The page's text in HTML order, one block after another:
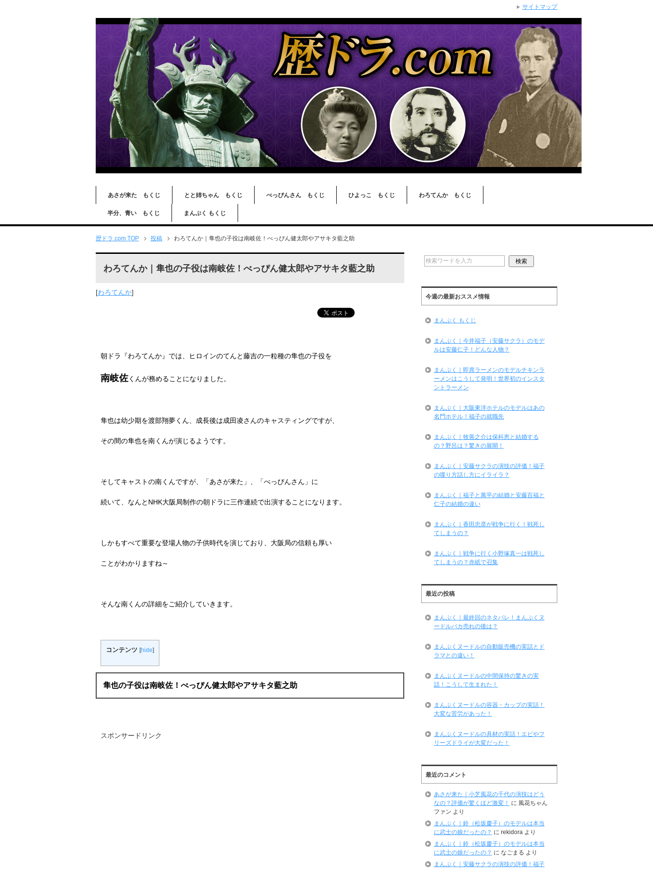
あさが来た もくじ とと姉ちゃん もくじ べっぴんさん もくじ ひよっこ もくじ わろてんか もくじ
半分、青い もくじ まんぷく もくじ
歴ドラ.com TOP 投稿 わろてんか｜隼也の子役は南岐佐！べっぴん健太郎やアサキタ藍之助
わろてんか｜隼也の子役は南岐佐！べっぴん健太郎やアサキタ藍之助
[わろてんか]
朝ドラ『わろてんか』では、ヒロインのてんと藤吉の一粒種の隼也の子役を
南岐佐くんが務めることになりました。
隼也は幼少期を渡部翔夢くん、成長後は成田凌さんのキャスティングですが、
その間の隼也を南くんが演じるようです。
そしてキャストの南くんですが、「あさが来た」、「べっぴんさん」に
続いて、なんと NHK大阪局制作の朝ドラに三作連続で出演することになります。
しかもすべて重要な登場人物の子供時代を演じており、大阪局の信頼も厚い
ことがわかりますね～
そんな南くんの詳細をご紹介していきます。
コンテンツ [hide]
隼也の子役は南岐佐！べっぴん健太郎やアサキタ藍之助
スポンサードリンク
今週の最新おススメ情報
まんぷく もくじ
まんぷく｜今井福子（安藤サクラ）のモデ
ルは安藤仁子！どんな人物？
まんぷく｜即席ラーメンのモデルチキンラ
ーメンはこうして発明！世界初のインスタ
ントラーメン
まんぷく｜大阪東洋ホテルのモデルはあの
名門ホテル！福子の就職先
まんぷく｜牧善之介は保科恵と結婚する
の？野呂は？驚きの展開！
まんぷく｜安藤サクラの演技の評価！福子
の喋り方話し方にイライラ？
まんぷく｜福子と萬平の結婚と安藤百福と
仁子の結婚の違い
まんぷく｜香田忠彦が戦争に行く！戦死し
てしまうの？
まんぷく｜戦争に行く小野塚真一は戦死し
てしまうの？赤紙で召集
最近の投稿
まんぷく｜最終回のネタバレ！まんぷくヌ
ードルバカ売れの後は？
まんぷくヌードルの自動販売機の実話とド
ラマとの違い！
まんぷくヌードルの中間保持の驚きの実
話！こうして生まれた！
まんぷくヌードルの容器・カップの実話！
大変な苦労があった！
まんぷくヌードルの具材の実話！エビやフ
リーズドライが大変だった！
最近のコメント
あさが来た｜小芝風花の千代の演技はどう
なの？評価が驚くほど激変！
に 風花ちゃん
ファン より
まんぷく｜鈴（松坂慶子）のモデルは本当
に武士の娘だったの？ に rekidora より
まんぷく｜鈴（松坂慶子）のモデルは本当
に武士の娘だったの？ に なごまる より
まんぷく｜安藤サクラの演技の評価！福子
サイトマップ